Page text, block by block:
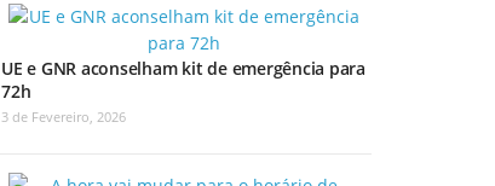
UE e GNR aconselham kit de emergência para
72h
3 de Fevereiro, 2026